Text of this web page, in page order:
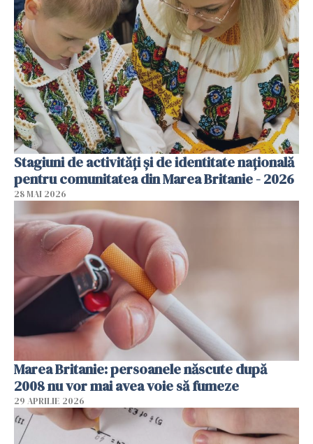
Stagiuni de activități și de identitate națională
pentru comunitatea din Marea Britanie - 2026
28 MAI 2026
Marea Britanie: persoanele născute după
2008 nu vor mai avea voie să fumeze
29 APRILIE 2026